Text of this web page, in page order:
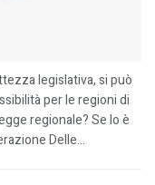
legislativa, si può
per le regioni di
regionale? Se lo è
Delle...